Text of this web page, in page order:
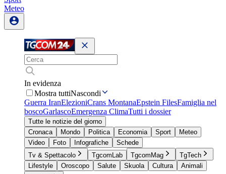
Meteo
In evidenza
Mostra tuttiNascondi
Guerra IranElezioniCrans MontanaEpstein FilesFamiglia nel
boscoGarlascoEmergenza ClimaTutti i dossier
Tutte le notizie del giorno
Cronaca
Mondo Politica Economia Sport
Meteo
Video
Foto Infografiche
Schede
Tv & Spettacolo
TgcomLab TgcomMag
TgTech
Lifestyle
Oroscopo Salute Skuola Cultura
Animali